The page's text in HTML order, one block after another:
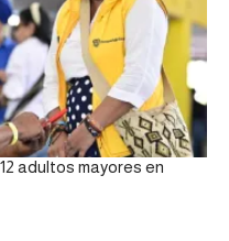
adultos mayores en